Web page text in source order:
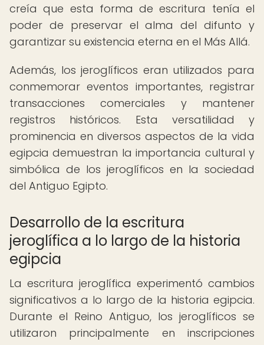
creía que esta forma de escritura tenía el
poder de preservar el alma del difunto y
garantizar su existencia eterna en el Más Allá.
Además, los jeroglíficos eran utilizados para
conmemorar eventos importantes, registrar
transacciones comerciales y mantener
registros históricos. Esta versatilidad y
prominencia en diversos aspectos de la vida
egipcia demuestran la importancia cultural y
simbólica de los jeroglíficos en la sociedad
del Antiguo Egipto.
Desarrollo de la escritura
jeroglífica a lo largo de la historia
egipcia
La escritura jeroglífica experimentó cambios
significativos a lo largo de la historia egipcia.
Durante el Reino Antiguo, los jeroglíficos se
utilizaron principalmente en inscripciones